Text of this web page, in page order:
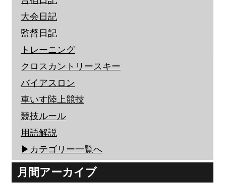
大会日記
監督日記
トレーニング
クロスカントリースキー
バイアスロン
車いす陸上競技
競技ルール
用語解説
▶︎カテゴリー一覧へ
月間アーカイブ